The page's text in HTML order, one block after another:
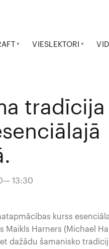
VIESLEKTORI
tradīcija
13:30
kurss
Harners (Michael
dažādu šamanisko